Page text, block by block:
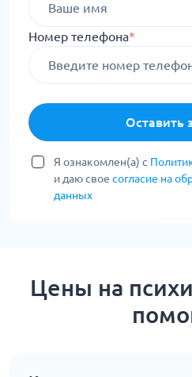
Номер телефона*
Оставить
Я ознакомлен(а) с
и даю свое согласие на
данных
Цены на